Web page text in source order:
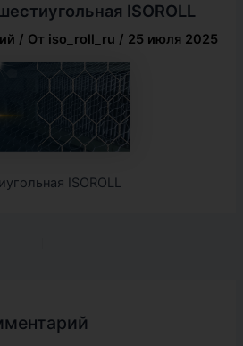
ISOROLL
/ От iso_roll_ru / 25 июля 2025
ISOROLL